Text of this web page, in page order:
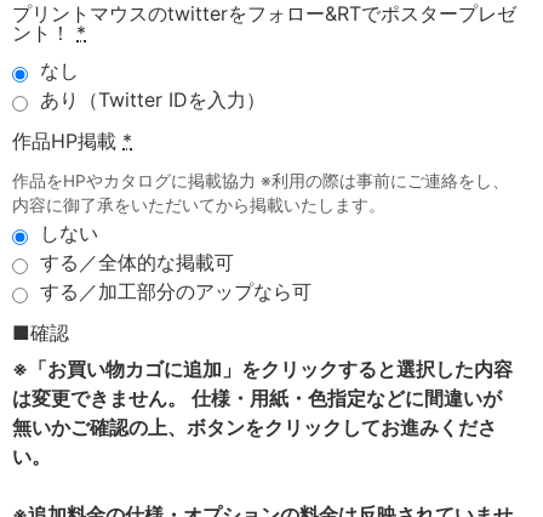
プリントマウスのtwitterをフォロー&RTでポスタープレゼ
ント！
*
なし
あり（Twitter IDを入力）
作品HP掲載 *
作品をHPやカタログに掲載協力 ※利用の際は事前にご連絡をし、
内容に御了承をいただいてから掲載いたします。
しない
する／全体的な掲載可
する／加工部分のアップなら可
■確認
※「お買い物カゴに追加」をクリックすると選択した内容
は変更できません。 仕様・用紙・色指定などに間違いが
無いかご確認の上、ボタンをクリックしてお進みくださ
い。